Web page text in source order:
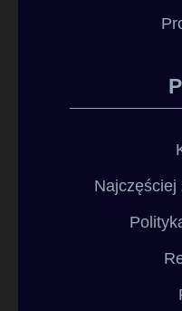
Najczęściej